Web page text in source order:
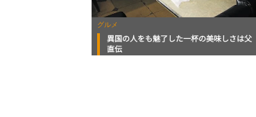
グルメ
異国の人をも魅了した一杯の美味しさは父
直伝